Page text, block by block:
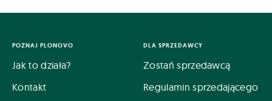
POZNAJ PLONOVO
Jak to działa?
Kontakt
DLA SPRZEDAWCY
Zostań sprzedawcą
Regulamin sprzedającego